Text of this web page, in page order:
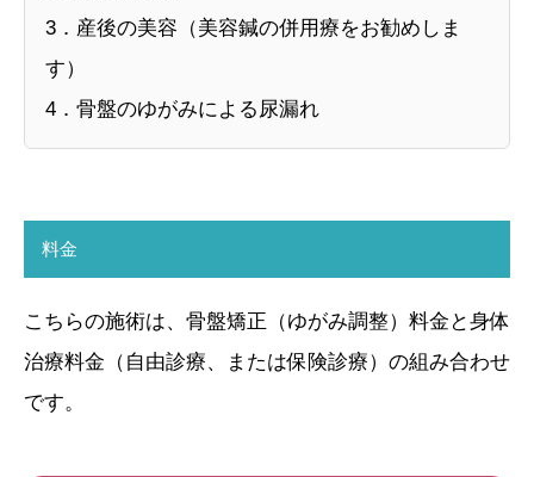
3．産後の美容（美容鍼の併用療をお勧めしま
す）
4．骨盤のゆがみによる尿漏れ
料金
こちらの施術は、骨盤矯正（ゆがみ調整）料金と身体
治療料金（自由診療、または保険診療）の組み合わせ
です。